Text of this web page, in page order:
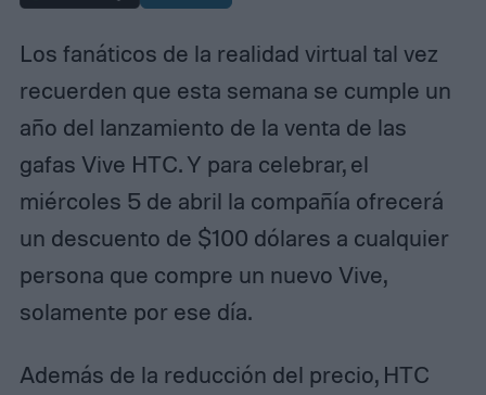
Los fanáticos de la realidad virtual tal vez
recuerden que esta semana se cumple un
año del lanzamiento de la venta de las
gafas Vive HTC. Y para celebrar, el
miércoles 5 de abril la compañía ofrecerá
un descuento de $100 dólares a cualquier
persona que compre un nuevo Vive,
solamente por ese día.
Además de la reducción del precio, HTC